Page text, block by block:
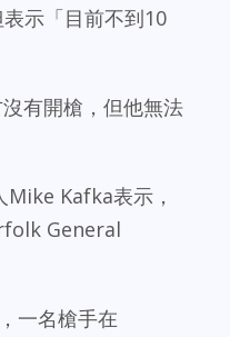
示「目前不到10
有開槍，但他無法
Kafka表示，
General
一名槍手在